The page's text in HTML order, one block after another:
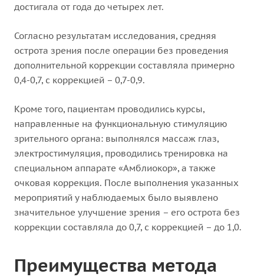
достигала от года до четырех лет.
Согласно результатам исследования, средняя
острота зрения после операции без проведения
дополнительной коррекции составляла примерно
0,4-0,7, с коррекцией – 0,7-0,9.
Кроме того, пациентам проводились курсы,
направленные на функциональную стимуляцию
зрительного органа: выполнялся массаж глаз,
электростимуляция, проводились тренировка на
специальном аппарате «Амблиокор», а также
очковая коррекция. После выполнения указанных
мероприятий у наблюдаемых было выявлено
значительное улучшение зрения – его острота без
коррекции составляла до 0,7, с коррекцией – до 1,0.
Преимущества метода